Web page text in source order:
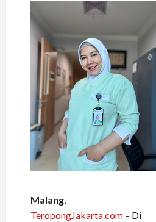
Malang,
TeropongJakarta.com – Di